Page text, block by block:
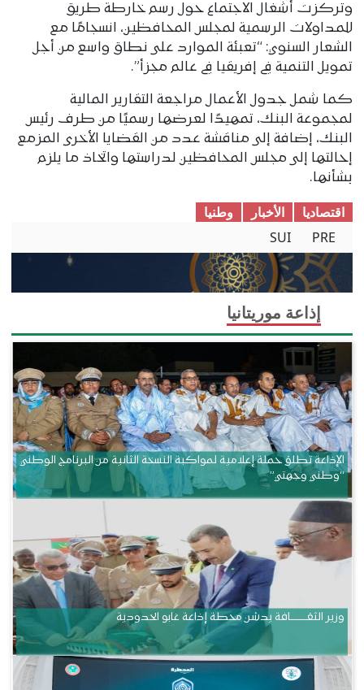
وتركزت أشغال الاجتماع حول رسم خارطة طريق
للمداولات الرسمية لمجلس المحافظين، انسجامًا مع
الشعار السنوي: “تعبئة الموارد على نطاق واسع من أجل
تمويل التنمية في إفريقيا في عالم مجزأ”.
كما شمل جدول الأعمال مراجعة التقارير المالية
لمجموعة البنك، تمهيدًا لعرضها رسميًا من طرف رئيس
البنك، إضافة إلى مناقشة عدد من القضايا الأخرى المزمع
إحالتها إلى مجلس المحافظين لدراستها واتخاذ ما يلزم
بشأنها.
اقتصادیا الأخبار
وطنیا
PRE
SUI
إذاعة موريتانيا
الإذاعة تطلق حملة إعلامية لمواكبة النسخة الثانية من البرنامج الوطني
“وطني وجهتي”
وزير الثقــــــــــافة يدشن محطة إذاعة غابو الحدودية